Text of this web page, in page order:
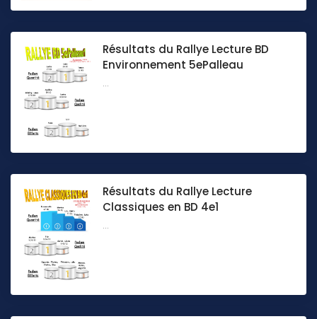
Résultats du Rallye Lecture BD
Environnement 5ePalleau
...
Résultats du Rallye Lecture
Classiques en BD 4e1
...